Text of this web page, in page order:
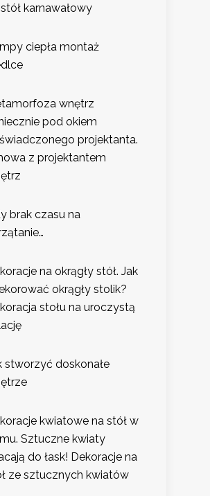
karnawałowy
ciepła montaż
wnętrz
pod okiem
projektanta.
z projektantem
brak czasu na
na okrągły stół. Jak
okrągły stolik?
stołu na uroczystą
stworzyć doskonałe
kwiatowe na stół w
Sztuczne kwiaty
do łask! Dekoracje na
ze sztucznych kwiatów